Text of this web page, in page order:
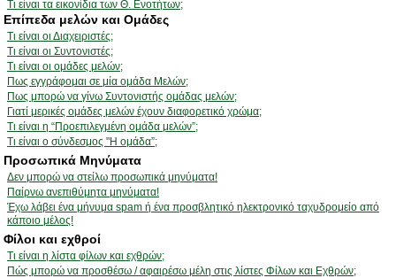
Τι είναι τα εικονίδια των Θ. Ενοτήτων;
Επίπεδα μελών και Ομάδες
Τι είναι οι Διαχειριστές;
Τι είναι οι Συντονιστές;
Τι είναι οι ομάδες μελών;
Πως εγγράφομαι σε μία ομάδα Μελών;
Πως μπορώ να γίνω Συντονιστής ομάδας μελών;
Γιατί μερικές ομάδες μελών έχουν διαφορετικό χρώμα;
Τι είναι η “Προεπιλεγμένη ομάδα μελών”;
Τι είναι ο σύνδεσμος "Η ομάδα”;
Προσωπικά Μηνύματα
Δεν μπορώ να στείλω προσωπικά μηνύματα!
Παίρνω ανεπιθύμητα μηνύματα!
Έχω λάβει ένα μήνυμα spam ή ένα προσβλητικό ηλεκτρονικό ταχυδρομείο από
κάποιο μέλος!
Φίλοι και εχθροί
Τι είναι η λίστα φίλων και εχθρών;
Πώς μπορώ να προσθέσω / αφαιρέσω μέλη στις λίστες Φίλων και Εχθρών;